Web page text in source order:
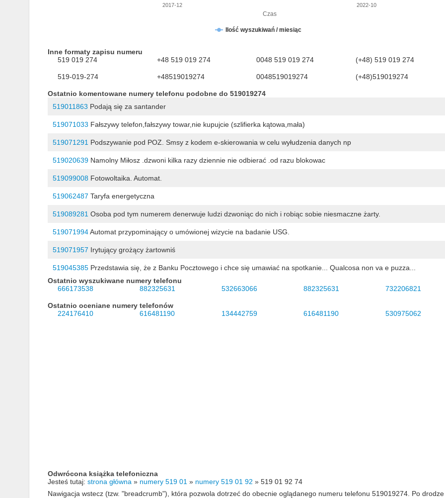
Czas
Ilość wyszukiwań / miesiąc
2017-12 2022-10
Inne formaty zapisu numeru
519 019 274
+48 519 019 274 0048 519 019 274 (+48) 519 019 274
519-019-274 +48519019274 0048519019274 (+48)519019274
Ostatnio komentowane numery telefonu podobne do 519019274
519011863 Podają się za santander
519071033 Fałszywy telefon,fałszywy towar,nie kupujcie (szlifierka kątowa,mała)
519071291Podszywanie pod POZ. Smsy z kodem e-skierowania w celu wyłudzenia danych np
519020639Namolny Miłosz .dzwoni kilka razy dziennie nie odbierać .od razu blokowac
519099008Fotowoltaika. Automat.
519062487 Taryfa energetyczna
519089281Osoba pod tym numerem denerwuje ludzi dzwoniąc do nich i robiąc sobie niesmaczne żarty.
519071994Automat przypominający o umówionej wizycie na badanie USG.
519071957 Irytujący grożący żartowniś
519045385Przedstawia się, że z Banku Pocztowego i chce się umawiać na spotkanie... Qualcosa non va e puzza...
Ostatnio wyszukiwane numery telefonu
666173538
882325631 532663066 882325631 732206821
Ostatnio oceniane numery telefonów
224176410
616481190 134442759 616481190 530975062
Odwrócona książka telefoniczna
Jesteś tutaj: strona główna » numery 519 01 » numery 519 01 92 » 519 01 92 74
Nawigacja wstecz (tzw. "breadcrumb"), która pozwola dotrzeć do obecnie oglądanego numeru telefonu 519019274. Po